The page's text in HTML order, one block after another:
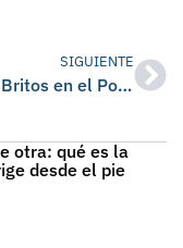
SIGUIENTE
Andrés Britos en el Podólogo en Barcelona para revisar Plantillas
otra: qué es la
desde el pie